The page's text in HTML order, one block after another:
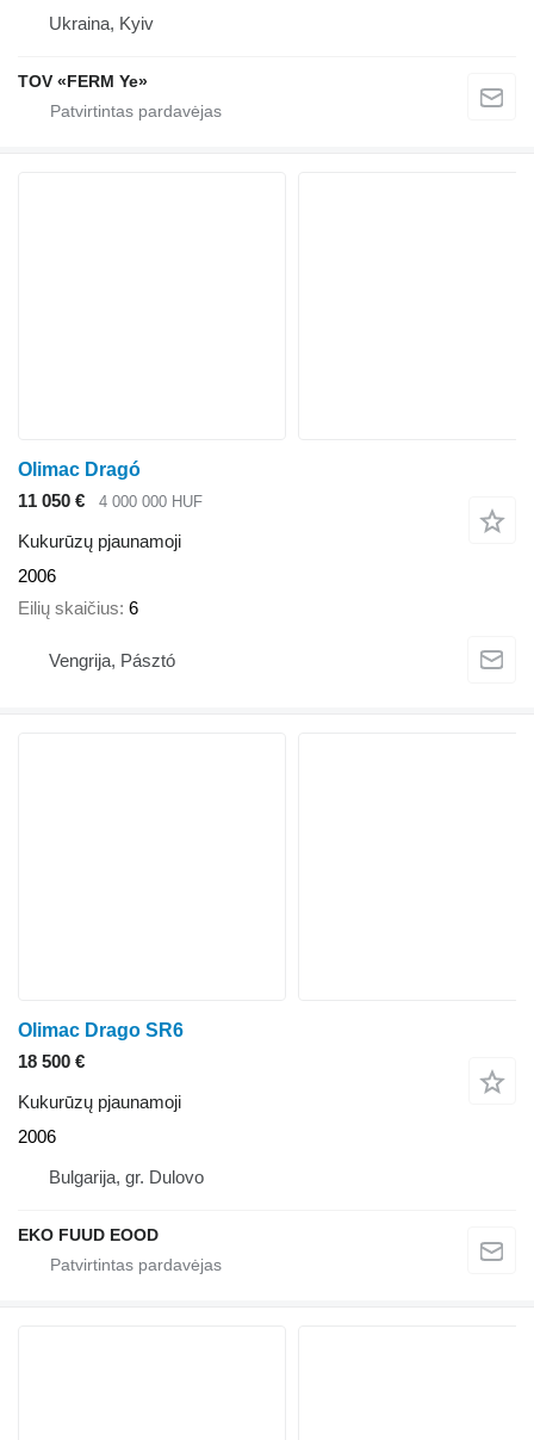
Ukraina, Kyiv
TOV «FERM Ye»
Olimac Dragó
11 050 €
4 000 000 HUF
Kukurūzų pjaunamoji
2006
Eilių skaičius 6
Vengrija, Pásztó
Olimac Drago SR6
18 500 €
Kukurūzų pjaunamoji
2006
Bulgarija, gr. Dulovo
EKO FUUD EOOD